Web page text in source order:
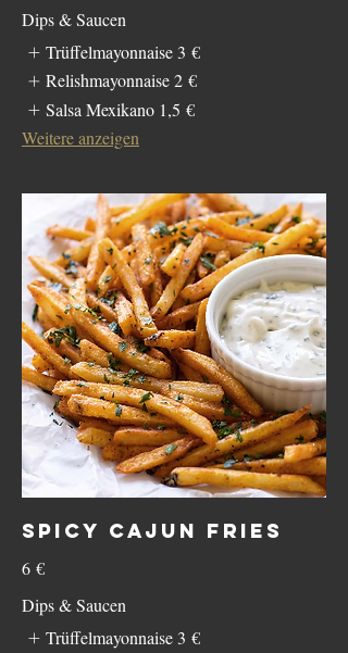
Dips & Saucen
Trüffelmayonnaise 3 €
Relishmayonnaise 2 €
Salsa Mexikano 1,5 €
Weitere anzeigen
SPICY CAJUN FRIES
6 €
Dips & Saucen
Trüffelmayonnaise 3 €